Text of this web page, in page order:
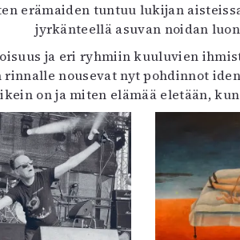
erämaiden tuntuu lukijan
jyrkänteellä asuvan noidan
ja eri ryhmiin kuuluvien
rinnalle nousevat nyt pohdinnot
on ja miten elämää eletään,